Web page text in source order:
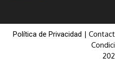
Política de Privacidad |